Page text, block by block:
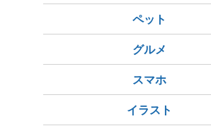
ペット
グルメ
スマホ
イラスト